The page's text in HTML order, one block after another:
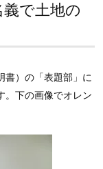
義で土地の
書）の「表題部」に
。下の画像でオレン